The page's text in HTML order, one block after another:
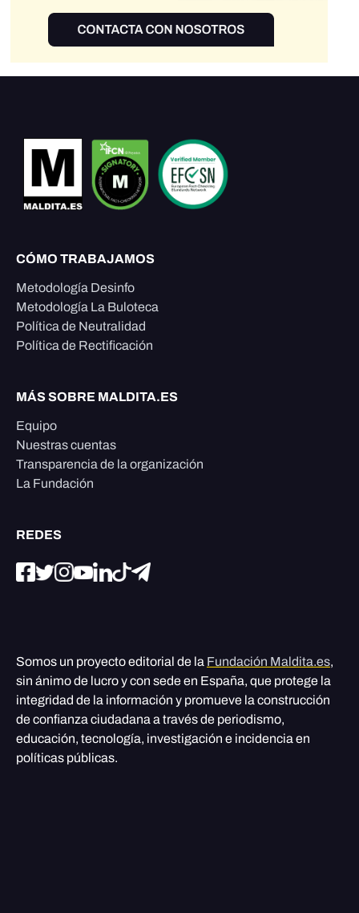
CÓMO TRABAJAMOS
Metodología Desinfo
Metodología La Buloteca
Política de Neutralidad
Política de Rectificación
MÁS SOBRE MALDITA.ES
Equipo
Nuestras cuentas
Transparencia de la organización
La Fundación
REDES
Somos un proyecto editorial de la Fundación Maldita.es,
sin ánimo de lucro y con sede en España, que protege la
integridad de la información y promueve la construcción
de confianza ciudadana a través de periodismo,
educación, tecnología, investigación e incidencia en
políticas públicas.